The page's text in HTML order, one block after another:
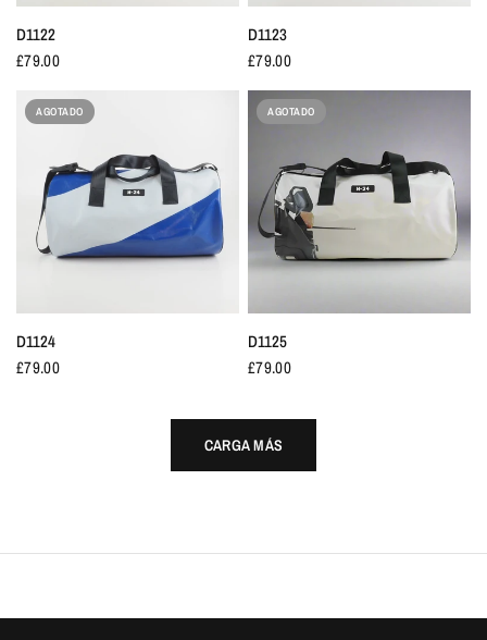
D1122
£79.00
D1123
£79.00
AGOTADO
D1124
£79.00
AGOTADO
D1125
£79.00
CARGA MÁS